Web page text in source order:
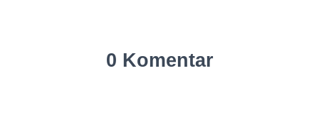
0 Komentar